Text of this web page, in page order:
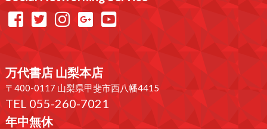
万代書店 山梨本店
〒400-0117 山梨県甲斐市西八幡4415
TEL 055-260-7021
年中無休